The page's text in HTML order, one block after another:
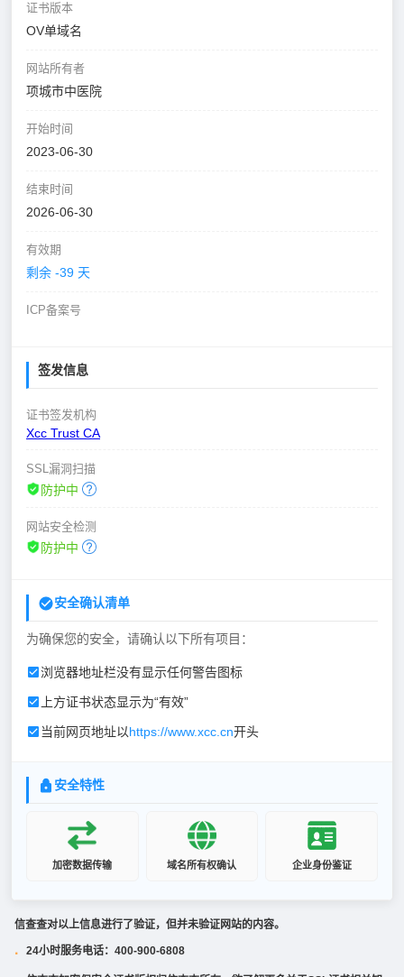
证书版本
OV单域名
网站所有者
项城市中医院
开始时间
2023-06-30
结束时间
2026-06-30
有效期
剩余 -39 天
ICP备案号
签发信息
证书签发机构
Xcc Trust CA
SSL漏洞扫描
防护中
网站安全检测
防护中
安全确认清单
为确保您的安全，请确认以下所有项目：
浏览器地址栏没有显示任何警告图标
上方证书状态显示为“有效”
当前网页地址以https://www.xcc.cn开头
安全特性
加密数据传输 域名所有权确认 企业身份鉴证
信查查对以上信息进行了验证，但并未验证网站的内容。
· 24小时服务电话：400-900-6808